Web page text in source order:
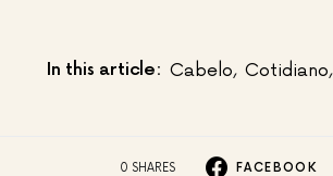
In this article: Cabelo, Cotidiano,
0 SHARES FACEBOOK